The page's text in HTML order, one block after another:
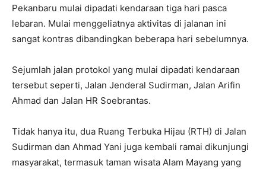
Pekanbaru mulai dipadati kendaraan tiga hari pasca
lebaran. Mulai menggeliatnya aktivitas di jalanan ini
sangat kontras dibandingkan beberapa hari sebelumnya.
Sejumlah jalan protokol yang mulai dipadati kendaraan
tersebut seperti, Jalan Jenderal Sudirman, Jalan Arifin
Ahmad dan Jalan HR Soebrantas.
Tidak hanya itu, dua Ruang Terbuka Hijau (RTH) di Jalan
Sudirman dan Ahmad Yani juga kembali ramai dikunjungi
masyarakat, termasuk taman wisata Alam Mayang yang